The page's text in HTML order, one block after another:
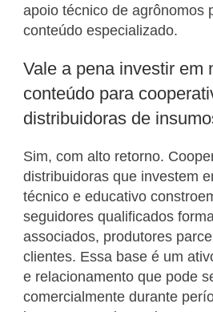
apoio técnico de agrônomos
conteúdo especializado.
Vale a pena investir em
conteúdo para
distribuidoras de
Sim, com alto retorno.
distribuidoras que investem
técnico e educativo
seguidores qualificados
associados, produtores
clientes. Essa base é um
e relacionamento que pode
comercialmente durante